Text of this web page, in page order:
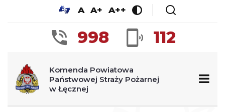
A A+ A++
998 112
Komenda Powiatowa
Państwowej Straży Pożarnej
w Łęcznej